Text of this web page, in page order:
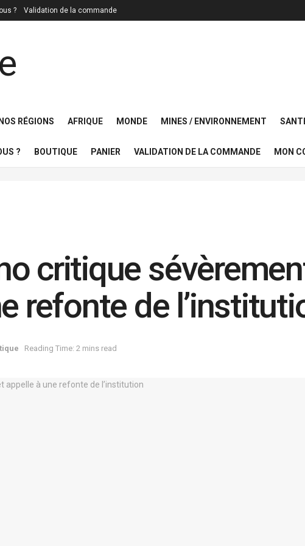
? Validation de la commande
NOS RÉGIONS AFRIQUE MONDE MINES / ENVIRONNEMENT
? BOUTIQUE PANIER VALIDATION DE LA COMMANDE MON
critique
refonte de
Reading Time: 2 mins read